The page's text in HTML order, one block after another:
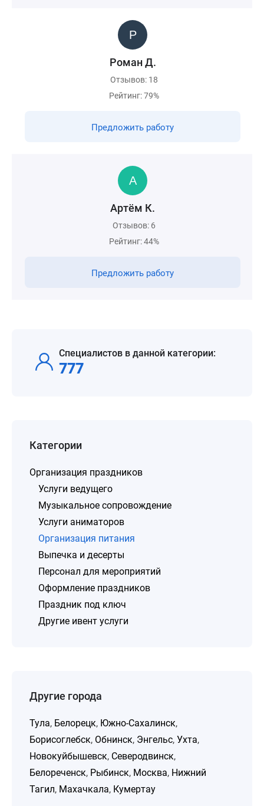
Роман Д.
Отзывов: 18
Рейтинг: 79%
Предложить работу
Артём К.
Отзывов: 6
Рейтинг: 44%
Предложить работу
Специалистов в данной категории:
777
Категории
Организация праздников
Услуги ведущего
Музыкальное сопровождение
Услуги аниматоров
Организация питания
Выпечка и десерты
Персонал для мероприятий
Оформление праздников
Праздник под ключ
Другие ивент услуги
Другие города
Тула, Белорецк, Южно-Сахалинск,
Борисоглебск, Обнинск, Энгельс, Ухта,
Новокуйбышевск, Северодвинск,
Белореченск, Рыбинск, Москва, Нижний
Тагил, Махачкала, Кумертау